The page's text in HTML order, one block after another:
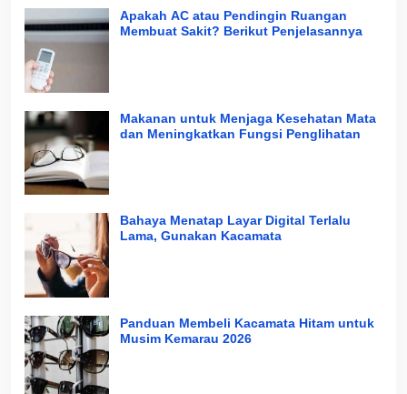
Apakah AC atau Pendingin Ruangan
Membuat Sakit? Berikut Penjelasannya
Makanan untuk Menjaga Kesehatan Mata
dan Meningkatkan Fungsi Penglihatan
Bahaya Menatap Layar Digital Terlalu
Lama, Gunakan Kacamata
Panduan Membeli Kacamata Hitam untuk
Musim Kemarau 2026